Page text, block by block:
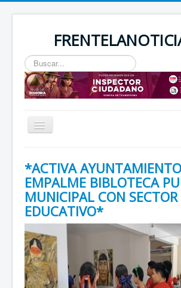
Buscar...
Toggle
ESTATAL
SEGURIDAD
REGIONAL
NACIONAL
*ACTIVA
EMPALME BIBLOTECA
MUNICIPAL CON SECTOR
EDUCATIVO*